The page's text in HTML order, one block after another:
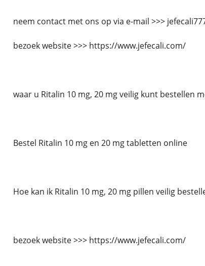
neem contact met ons op via e-mail >>>
bezoek website >>> https://www.jefecali.com/
waar u Ritalin 10 mg, 20 mg veilig kunt bestellen
Bestel Ritalin 10 mg en 20 mg tabletten online
Hoe kan ik Ritalin 10 mg, 20 mg pillen veilig
bezoek website >>> https://www.jefecali.com/